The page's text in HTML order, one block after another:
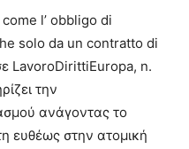
l’ obbligo di
solo da un contratto di
LavoroDirittiEuropa, n.
την
ανάγοντας το
ευθέως στην ατομική